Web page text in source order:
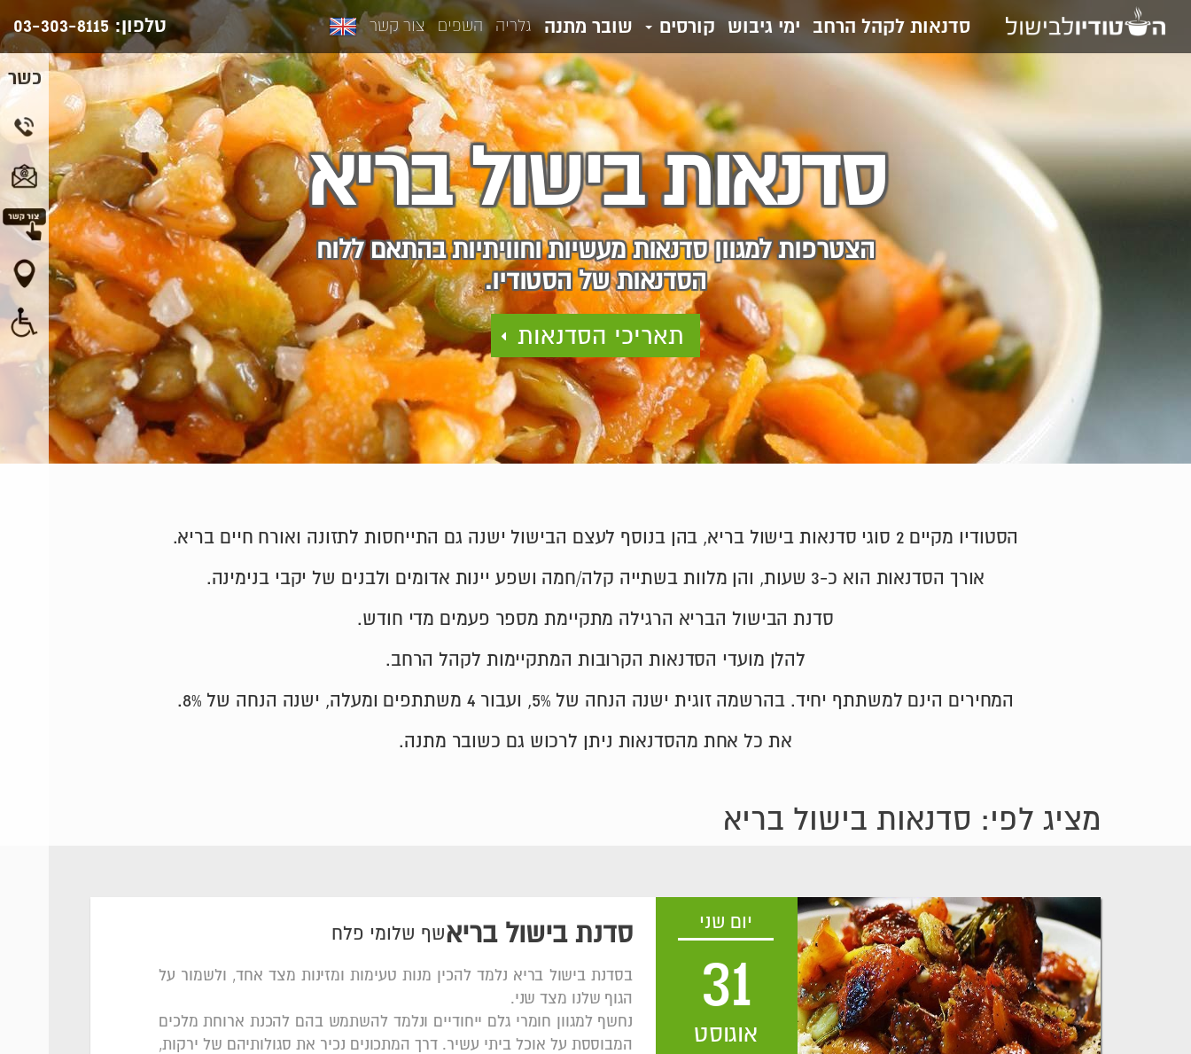
טלפון:03-303-8115 סדנאות לקהל הרחב ימי גיבוש קורסים שובר מתנה גלריה השפים צור קשר
כשר
סדנאות בישול בריא
הצטרפות למגוון סדנאות מעשיות וחוויתיות בהתאם ללוח
הסדנאות של הסטודיו.
תאריכי הסדנאות
הסטודיו מקיים 2 סוגי סדנאות בישול בריא, בהן בנוסף לעצם הבישול ישנה גם התייחסות לתזונה ואורח חיים בריא.
אורך הסדנאות הוא כ-3 שעות, והן מלוות בשתייה קלה/חמה ושפע יינות אדומים ולבנים של יקבי בנימינה.
סדנת הבישול הבריא הרגילה מתקיימת מספר פעמים מדי חודש.
להלן מועדי הסדנאות הקרובות המתקיימות לקהל הרחב.
המחירים הינם למשתתף יחיד. בהרשמה זוגית ישנה הנחה של 5%, ועבור 4 משתתפים ומעלה, ישנה הנחה של 8%.
את כל אחת מהסדנאות ניתן לרכוש גם כשובר מתנה.
מציג לפי: סדנאות בישול בריא
יום שני
31
אוגוסט
סדנת בישול בריאשף שלומי פלח
בסדנת בישול בריא נלמד להכין מנות טעימות ומזינות מצד אחד, ולשמור על
הגוף שלנו מצד שני.
נחשף למגוון חומרי גלם ייחודיים ונלמד להשתמש בהם להכנת ארוחת מלכים
המבוססת על אוכל ביתי עשיר. דרך המתכונים נכיר את סגולותיהם של ירקות,